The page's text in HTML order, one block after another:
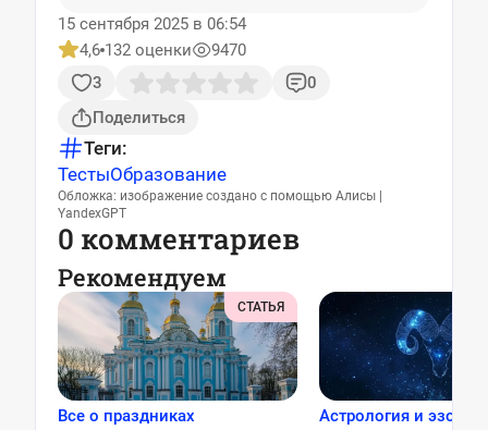
15 сентября 2025 в 06:54
4,6 132 оценки
9470
3
0
Поделиться
Теги:
ТестыОбразование
Обложка: изображение создано с помощью Алисы |
YandexGPT
0 комментариев
Рекомендуем
СТАТЬЯ
Все о праздниках Астрология и